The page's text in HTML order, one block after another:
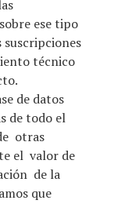
ese tipo
suscripciones
técnico
de datos
de todo el
otras
el valor de
de la
que